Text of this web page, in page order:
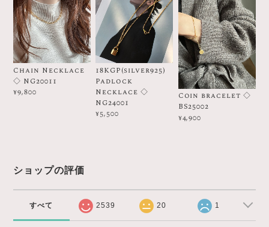
Chain Necklace
◇ NG20011
¥9,800
18KGP(silver925)
Padlock
Necklace ◇
NG24001
¥5,500
Coin bracelet ◇
BS25002
¥4,900
ショップの評価
すべて 2539 20 1